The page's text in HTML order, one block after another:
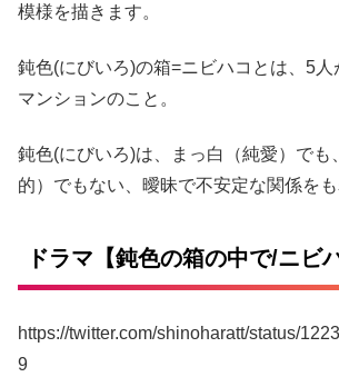
模様を描きます。
鈍色(にびいろ)の箱=ニビハコとは、5
マンションのこと。
鈍色(にびいろ)は、まっ白（純愛）でも
的）でもない、曖昧で不安定な関係をも
ドラマ【鈍色の箱の中で/ニビ
https://twitter.com/shinoharatt/status/
9